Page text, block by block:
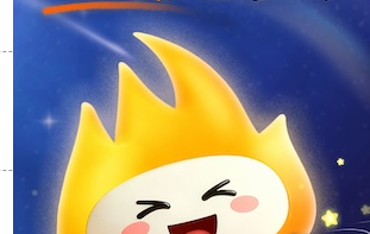
反对
反对[0]